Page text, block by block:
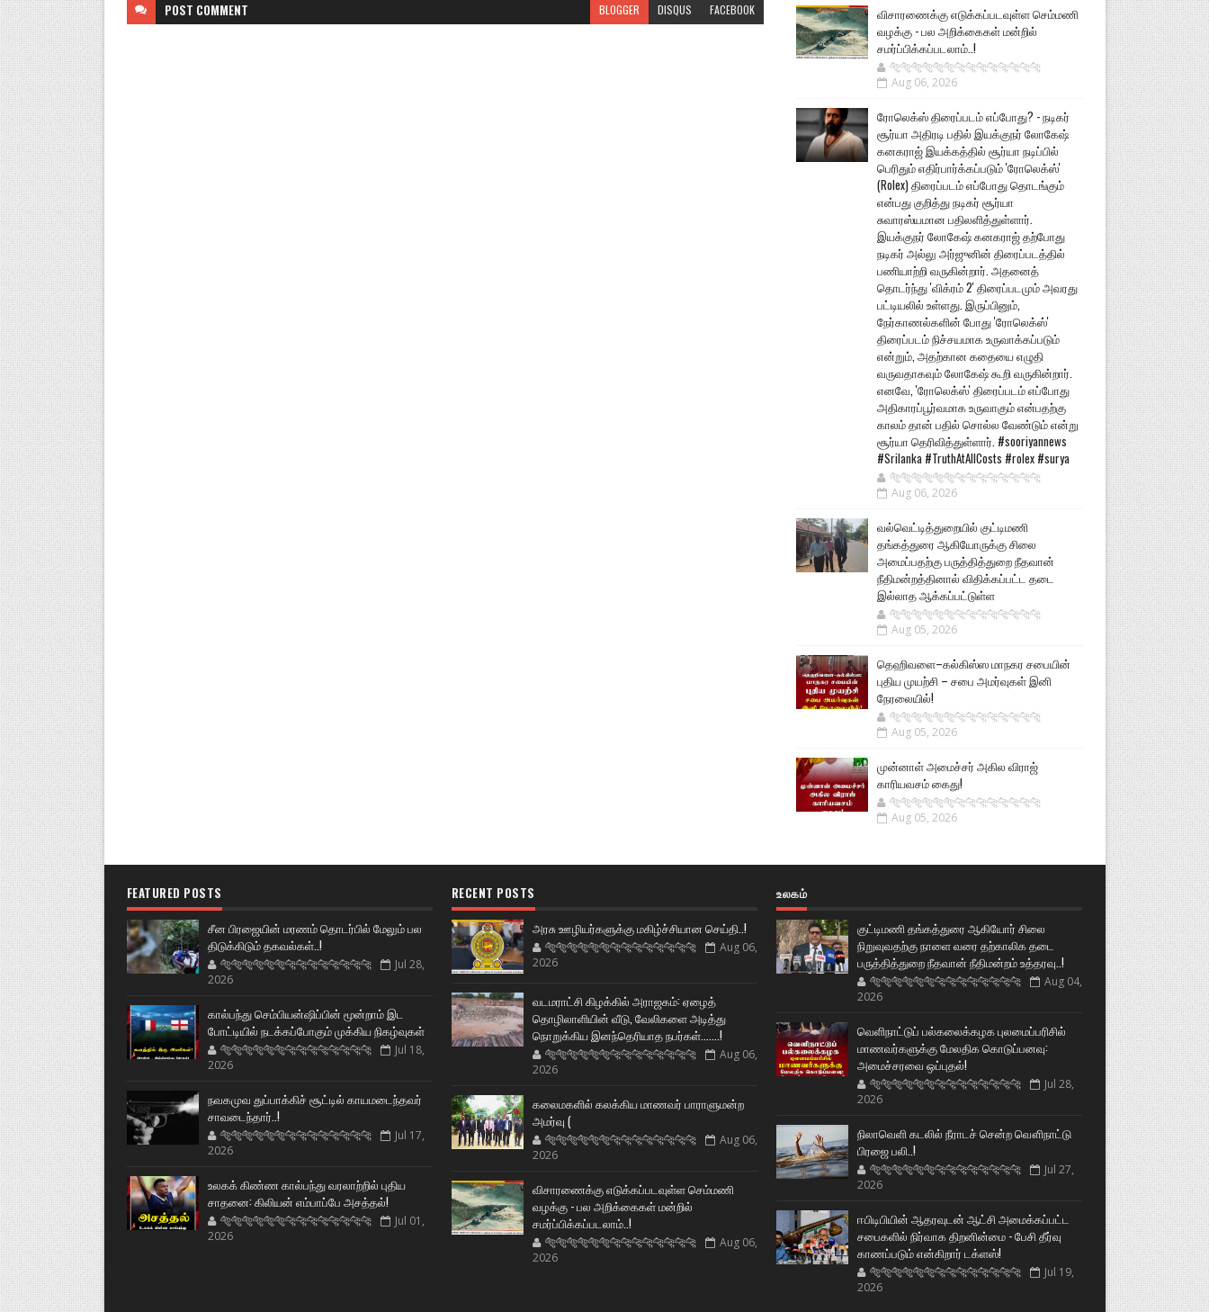
POST COMMENT BLOGGER DISQUS FACEBOOK
விசாரணைக்கு எடுக்கப்படவுள்ள செம்மணி
வழக்கு - பல அறிக்கைகள் மன்றில்
சமர்ப்பிக்கப்படலாம்..!
🐅🐅🐅🐅🐅🐅🐆🐆🐆🐆🐆🐆🐆🐆
Aug 06, 2026
ரோலெக்ஸ் திரைப்படம் எப்போது? - நடிகர்
சூர்யா அதிரடி பதில் இயக்குநர் லோகேஷ்
கனகராஜ் இயக்கத்தில் சூர்யா நடிப்பில்
பெரிதும் எதிர்பார்க்கப்படும் 'ரோலெக்ஸ்'
(Rolex) திரைப்படம் எப்போது தொடங்கும்
என்பது குறித்து நடிகர் சூர்யா
சுவாரஸ்யமான பதிலளித்துள்ளார்.
இயக்குநர் லோகேஷ் கனகராஜ் தற்போது
நடிகர் அல்லு அர்ஜுனின் திரைப்படத்தில்
பணியாற்றி வருகின்றார். அதனைத்
தொடர்ந்து 'விக்ரம் 2' திரைப்படமும் அவரது
பட்டியலில் உள்ளது. இருப்பினும்,
நேர்காணல்களின் போது 'ரோலெக்ஸ்'
திரைப்படம் நிச்சயமாக உருவாக்கப்படும்
என்றும், அதற்கான கதையை எழுதி
வருவதாகவும் லோகேஷ் கூறி வருகின்றார்.
எனவே, 'ரோலெக்ஸ்' திரைப்படம் எப்போது
அதிகாரப்பூர்வமாக உருவாகும் என்பதற்கு
காலம் தான் பதில் சொல்ல வேண்டும் என்று
சூர்யா தெரிவித்துள்ளார். #sooriyannews
#Srilanka #TruthAtAllCosts #rolex #surya
🐅🐅🐅🐅🐅🐅🐆🐆🐆🐆🐆🐆🐆🐆
Aug 06, 2026
வல்வெட்டித்துறையில் குட்டிமணி
தங்கத்துரை ஆகியோருக்கு சிலை
அமைப்பதற்கு பருத்தித்துறை நீதவான்
நீதிமன்றத்தினால் விதிக்கப்பட்ட தடை
இல்லாத ஆக்கப்பட்டுள்ள
🐅🐅🐅🐅🐅🐅🐆🐆🐆🐆🐆🐆🐆🐆
Aug 05, 2026
தெஹிவளை–கல்கிஸ்ஸ மாநகர சபையின்
புதிய முயற்சி – சபை அமர்வுகள் இனி
நேரலையில்!
🐅🐅🐅🐅🐅🐅🐆🐆🐆🐆🐆🐆🐆🐆
Aug 05, 2026
முன்னாள் அமைச்சர் அகில விராஜ்
காரியவசம் கைது!
🐅🐅🐅🐅🐅🐅🐆🐆🐆🐆🐆🐆🐆🐆
Aug 05, 2026
FEATURED POSTS
சீன பிரஜையின் மரணம் தொடர்பில் மேலும் பல
திடுக்கிடும் தகவல்கள்..!
🐅🐅🐅🐅🐅🐅🐆🐆🐆🐆🐆🐆🐆🐆
Jul 28,
2026
கால்பந்து செம்பியன்ஷிப்பின் மூன்றாம் இட
போட்டியில் நடக்கப்போகும் முக்கிய நிகழ்வுகள்
🐅🐅🐅🐅🐅🐅🐆🐆🐆🐆🐆🐆🐆🐆
Jul 18,
2026
நவகமுவ துப்பாக்கிச் சூட்டில் காயமடைந்தவர்
சாவடைந்தார்..!
🐅🐅🐅🐅🐅🐅🐆🐆🐆🐆🐆🐆🐆🐆
Jul 17,
2026
உலகக் கிண்ண கால்பந்து வரலாற்றில் புதிய
சாதனை: கிலியன் எம்பாப்பே அசத்தல்!
🐅🐅🐅🐅🐅🐅🐆🐆🐆🐆🐆🐆🐆🐆
Jul 01,
2026
RECENT POSTS
அரசு ஊழியர்களுக்கு மகிழ்ச்சியான செய்தி..!
🐅🐅🐅🐅🐅🐅🐆🐆🐆🐆🐆🐆🐆🐆
Aug 06,
2026
வடமராட்சி கிழக்கில் அராஜகம்: ஏழைத்
தொழிலாளியின் வீடு, வேலிகளை அடித்து
நொறுக்கிய இனந்தெரியாத நபர்கள்.......!
🐅🐅🐅🐅🐅🐅🐆🐆🐆🐆🐆🐆🐆🐆
Aug 06,
2026
கலைமகளில் கலக்கிய மாணவர் பாராளுமன்ற
அமர்வு (
🐅🐅🐅🐅🐅🐅🐆🐆🐆🐆🐆🐆🐆🐆
Aug 06,
2026
விசாரணைக்கு எடுக்கப்படவுள்ள செம்மணி
வழக்கு - பல அறிக்கைகள் மன்றில்
சமர்ப்பிக்கப்படலாம்..!
🐅🐅🐅🐅🐅🐅🐆🐆🐆🐆🐆🐆🐆🐆
Aug 06,
2026
உலகம்
குட்டிமணி தங்கத்துரை ஆகியோர் சிலை
நிறுவுவதற்கு நாளை வரை தற்காலிக தடை
பருத்தித்துறை நீதவான் நீதிமன்றம் உத்தரவு..!
🐅🐅🐅🐅🐅🐅🐆🐆🐆🐆🐆🐆🐆🐆
Aug 04,
2026
வெளிநாட்டுப் பல்கலைக்கழக புலமைப்பரிசில்
மாணவர்களுக்கு மேலதிக கொடுப்பனவு:
அமைச்சரவை ஒப்புதல்!
🐅🐅🐅🐅🐅🐅🐆🐆🐆🐆🐆🐆🐆🐆
Jul 28,
2026
நிலாவெளி கடலில் நீராடச் சென்ற வௌிநாட்டு
பிரஜை பலி..!
🐅🐅🐅🐅🐅🐅🐆🐆🐆🐆🐆🐆🐆🐆
Jul 27,
2026
ஈபிடிபியின் ஆதரவுடன் ஆட்சி அமைக்கப்பட்ட
சபைகளில் நிர்வாக திறனின்மை - பேசி தீர்வு
காணப்படும் என்கிறார் டக்ளஸ்!
🐅🐅🐅🐅🐅🐅🐆🐆🐆🐆🐆🐆🐆🐆
Jul 19,
2026